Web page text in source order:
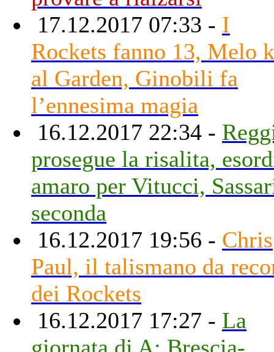
17.12.2017 07:33 - I
Rockets fanno 13, Melo
al Garden, Ginobili fa
l’ennesima magia
16.12.2017 22:34 -
prosegue la risalita,
amaro per Vitucci,
seconda
16.12.2017 19:56 - Chris
Paul, il talismano da
dei Rockets
16.12.2017 17:27 - La